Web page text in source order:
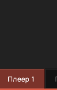
Плеер 1